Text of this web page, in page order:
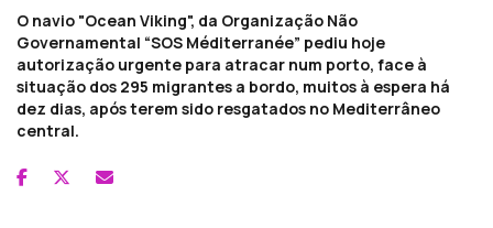
O navio "Ocean Viking", da Organização Não
Governamental “SOS Méditerranée” pediu hoje
autorização urgente para atracar num porto, face à
situação dos 295 migrantes a bordo, muitos à espera há
dez dias, após terem sido resgatados no Mediterrâneo
central.